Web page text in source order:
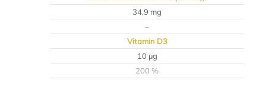
34,9 mg
–
Vitamin D3
10 µg
200 %